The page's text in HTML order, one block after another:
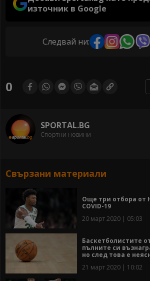
източник в Google
Следвай ни:
0
SPORTAL.BG
Спортни новини
Свързани материали
Още три отбора от
COVID-19
20 март 2020 | 05:03
Баскетболистите
пълните си
но след това е
21 март 2020 | 10:02